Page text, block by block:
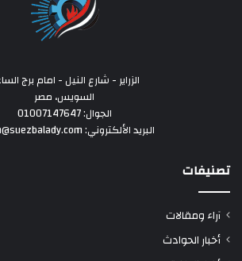
الزراير - شارع النيل - امام برج
السويس، مصر
الجوال: 01007147647
البريد الألكتروني: admin@suezbalady.com
تصنيفات
آراء ومقالات
أخبار الحوادث